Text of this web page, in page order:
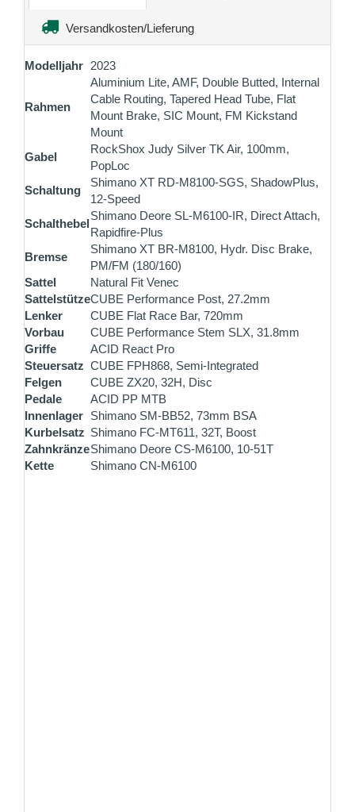
Versandkosten/Lieferung
Modelljahr 2023
Rahmen
Aluminium Lite, AMF, Double Butted, Internal
Cable Routing, Tapered Head Tube, Flat
Mount Brake, SIC Mount, FM Kickstand
Mount
Gabel
RockShox Judy Silver TK Air, 100mm,
PopLoc
Schaltung
Shimano XT RD-M8100-SGS, ShadowPlus,
12-Speed
Schalthebel
Shimano Deore SL-M6100-IR, Direct Attach,
Rapidfire-Plus
Bremse
Shimano XT BR-M8100, Hydr. Disc Brake,
PM/FM (180/160)
Sattel
Natural Fit Venec
SattelstützeCUBE Performance Post, 27.2mm
Lenker
CUBE Flat Race Bar, 720mm
Vorbau
CUBE Performance Stem SLX, 31.8mm
Griffe
ACID React Pro
Steuersatz CUBE FPH868, Semi-Integrated
Felgen
CUBE ZX20, 32H, Disc
Pedale
ACID PP MTB
Innenlager Shimano SM-BB52, 73mm BSA
Kurbelsatz Shimano FC-MT611, 32T, Boost
ZahnkränzeShimano Deore CS-M6100, 10-51T
Kette
Shimano CN-M6100